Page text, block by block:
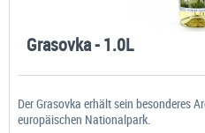
Grasovka - 1.0L
Der Grasovka erhält sein besonderes
europäischen Nationalpark.